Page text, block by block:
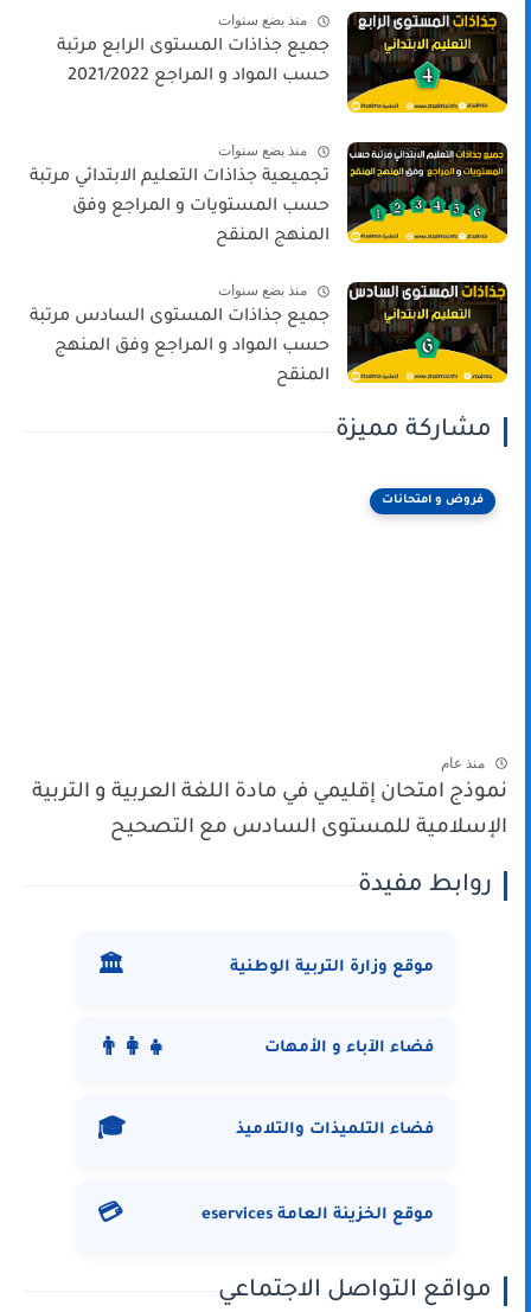
منذ بضع سنوات
جميع جذاذات المستوى الرابع مرتبة
حسب المواد و المراجع 2021/2022
منذ بضع سنوات
تجميعية جذاذات التعليم الابتدائي مرتبة
حسب المستويات و المراجع وفق
المنهج المنقح
منذ بضع سنوات
جميع جذاذات المستوى السادس مرتبة
حسب المواد و المراجع وفق المنهج
المنقح
مشاركة مميزة
فروض و امتحانات
منذ عام
نموذج امتحان إقليمي في مادة اللغة العربية و التربية
الإسلامية للمستوى السادس مع التصحيح
روابط مفيدة
موقع وزارة التربية الوطنية 🏛️
فضاء الآباء و الأمهات 👨‍👩‍👧
فضاء التلميذات والتلاميذ 🎓
موقع الخزينة العامة eservices 💳
مواقع التواصل الاجتماعي